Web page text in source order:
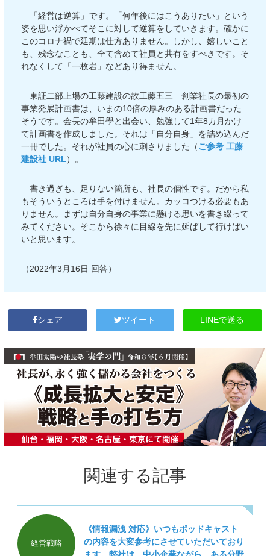
「経営は逆算」です。「何年後にはこうありたい」という
姿を思い浮かべてそこに対して逆算をしていきます。確かに
このコロナ禍で延期は仕方ありません。しかし、嬉しいこと
も、残念なことも、全て含めて社員と共有をすべきです。そ
れなくして「一枚岩」などあり得ません。
東証二部上場の工藤建設の故工藤五三 創業社長の最初の
事業発展計画書は、いまの10倍の厚みのある計画書だった
そうです。会長の牟田學と出会い、勉強して1年8カ月かけ
て計画書を作成しました。それは「自分自身」を詰め込んだ
一冊でした。それが社員の心に刺さりました（ご参考 工藤
建設社 URL）。
書き過ぎも、足りない箇所も、社長の個性です。だから私
もそういうところは手を付けません。カッコつける必要もあ
りません。まずは自分自身の事業に懸ける思いを書き綴って
みてください。そこから徐々に目線を先に延ばして行けばい
いと思います。
（2022年3月16日 回答）
シェア ツイート LINEで送る
関連する記事
経営戦略
《情報漏洩 対応》いつもポッドキャスト
の内容を大変参考にさせていただいており
ます。弊社は、中小企業ながら、ある分野